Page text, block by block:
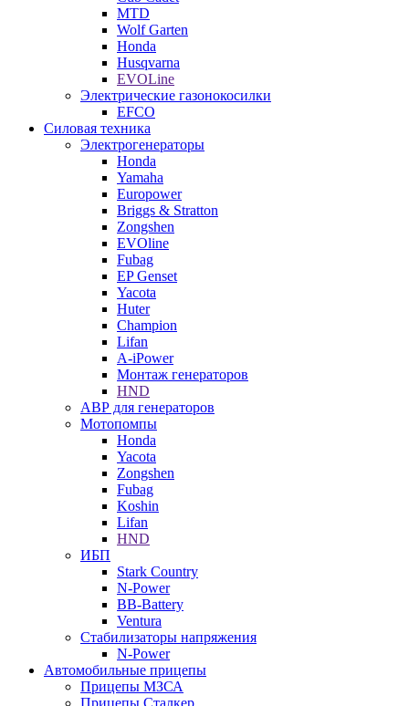
MTD
Wolf Garten
Honda
Husqvarna
EVOLine
Электрические газонокосилки
EFCO
Силовая техника
Электрогенераторы
Honda
Yamaha
Europower
Briggs & Stratton
Zongshen
EVOline
Fubag
EP Genset
Yacota
Huter
Champion
Lifan
A-iPower
Монтаж генераторов
HND
АВР для генераторов
Мотопомпы
Honda
Yacota
Zongshen
Fubag
Koshin
Lifan
HND
ИБП
Stark Country
N-Power
BB-Battery
Ventura
Стабилизаторы напряжения
N-Power
Автомобильные прицепы
Прицепы МЗСА
Прицепы Сталкер